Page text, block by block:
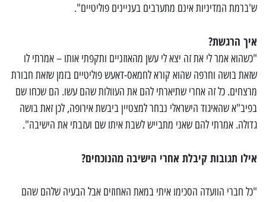
ש'ברמת המדיניות אינם מתערבים בעניינים פוליטיים".
איך הרגשת?
"כשהוא אמר לי את זה יצא לי עשן מהאוזניים ותקפתי אותו – אמרתי לו
שזאת בושה וחרפה שהוא קורא לחמאס-דאעש פוליטיים בזמן שזאת חבורת
מרצחים. כל זה אחרי שתיארתי להם את העוולות שהם עשו. הם שכחו שם
בפיב"א שהאיגוד הישראלי נבחר למצטיין ביבשת אירופה, לכן זאת בושה
גדולה. אמרתי להם שאני מתבייש לשבת איתו שם ועזבתי את הישיבה".
אילו תגובות קיבלת אחרי הישיבה מהנוכחים?
"כל חברי הוועדה הסכימו איתי במאת האחוזים אבל הבעיה שלהם שהם